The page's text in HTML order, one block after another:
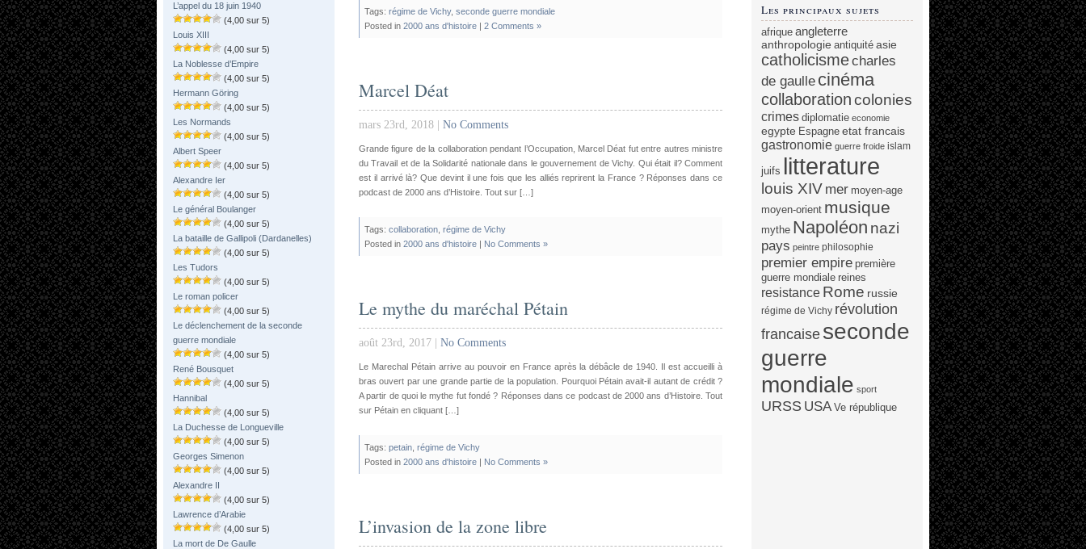
L’appel du 18 juin 1940
(4,00 sur 5)
Louis XIII
(4,00 sur 5)
La Noblesse d’Empire
(4,00 sur 5)
Hermann Göring
(4,00 sur 5)
Les Normands
(4,00 sur 5)
Albert Speer
(4,00 sur 5)
Alexandre Ier
(4,00 sur 5)
Le général Boulanger
(4,00 sur 5)
La bataille de Gallipoli (Dardanelles)
(4,00 sur 5)
Les Tudors
(4,00 sur 5)
Le roman policer
(4,00 sur 5)
Le déclenchement de la seconde
guerre mondiale
(4,00 sur 5)
René Bousquet
(4,00 sur 5)
Hannibal
(4,00 sur 5)
La Duchesse de Longueville
(4,00 sur 5)
Georges Simenon
(4,00 sur 5)
Alexandre II
(4,00 sur 5)
Lawrence d’Arabie
(4,00 sur 5)
La mort de De Gaulle
Tags: régime de Vichy, seconde guerre mondiale
Posted in 2000 ans d'histoire | 2 Comments »
Marcel Déat
mars 23rd, 2018 | No Comments
Grande figure de la collaboration pendant l’Occupation, Marcel Déat fut entre autres ministre
du Travail et de la Solidarité nationale dans le gouvernement de Vichy. Qui était il? Comment
est il arrivé là? Que devint il une fois que les alliés reprirent la France ? Réponses dans ce
podcast de 2000 ans d’Histoire. Tout sur […]
Tags: collaboration régime de Vichy
Posted in 2000 ans d'histoire | No Comments »
Le mythe du maréchal Pétain
août 23rd, 2017 | No Comments
Le Marechal Pétain arrive au pouvoir en France après la débâcle de 1940. Il est accueilli à
bras ouvert par une grande partie de la population. Pourquoi Pétain avait-il autant de crédit ?
A partir de quoi le mythe fut fondé ? Réponses dans ce podcast de 2000 ans d’Histoire. Tout
sur Pétain en cliquant […]
Tags: petain régime de Vichy
Posted in 2000 ans d'histoire | No Comments »
L’invasion de la zone libre
Les principaux sujets
afrique angleterre
anthropologie antiquité asie
catholicismecharles
de gaulle cinéma
collaborationcolonies
crimes diplomatie economie
egypte Espagne etat francais
gastronomie guerre froide islam
juifs litterature
louis XIV mer moyen-age
moyen-orient musique
mythe Napoléon nazi
pays peintre philosophie
premier empire première
guerre mondiale reines
resistance Rome russie
régime de Vichy révolution
francaise seconde
guerre
mondiale sport
URSS USA Ve république